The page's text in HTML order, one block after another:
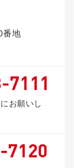
番地
お願いし